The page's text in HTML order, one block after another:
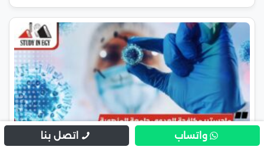
جامعة المنصورة
واتساب اتصل بنا